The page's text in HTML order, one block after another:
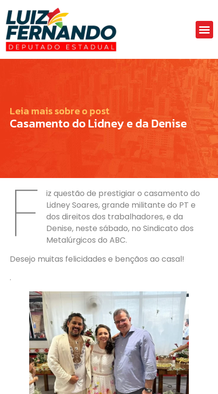
Leia mais sobre o post
Casamento do Lidney e da Denise
F
iz questão de prestigiar o casamento do
Lidney Soares, grande militante do PT e
dos direitos dos trabalhadores, e da
Denise, neste sábado, no Sindicato dos
Metalúrgicos do ABC.
Desejo muitas felicidades e bençãos ao casal!
.